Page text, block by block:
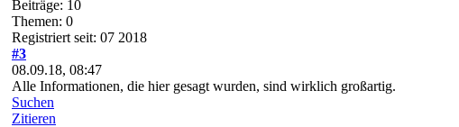
Beiträge: 10
Themen: 0
Registriert seit: 07 2018
#3
08.09.18, 08:47
Alle Informationen, die hier gesagt wurden, sind wirklich großartig.
Suchen
Zitieren